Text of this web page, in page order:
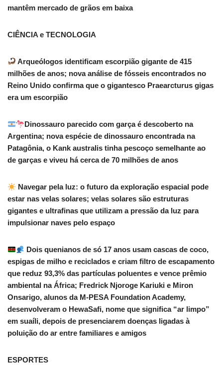
mantêm mercado de grãos em baixa
CIÊNCIA e TECNOLOGIA
Arqueólogos identificam escorpião gigante de 415
milhões de anos; nova análise de fósseis encontrados no
Reino Unido confirma que o gigantesco Praearcturus gigas
era um escorpião
Dinossauro parecido com garça é descoberto na
Argentina; nova espécie de dinossauro encontrada na
Patagônia, o Kank australis tinha pescoço semelhante ao
de garças e viveu há cerca de 70 milhões de anos
Navegar pela luz: o futuro da exploração espacial pode
estar nas velas solares; velas solares são estruturas
gigantes e ultrafinas que utilizam a pressão da luz para
impulsionar naves pelo espaço
Dois quenianos de só 17 anos usam cascas de coco,
espigas de milho e reciclados e criam filtro de escapamento
que reduz 93,3% das partículas poluentes e vence prêmio
ambiental na África; Fredrick Njoroge Kariuki e Miron
Onsarigo, alunos da M-PESA Foundation Academy,
desenvolveram o HewaSafi, nome que significa “ar limpo”
em suaíli, depois de presenciarem doenças ligadas à
poluição do ar entre familiares e amigos
ESPORTES